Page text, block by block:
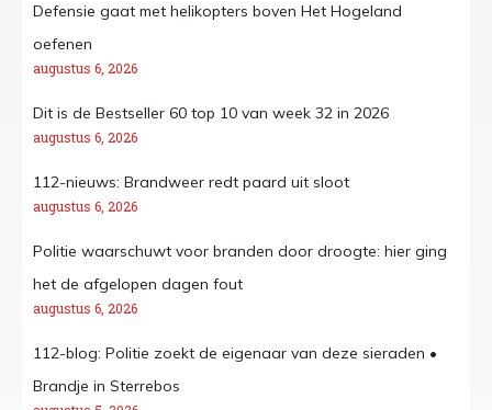
Defensie gaat met helikopters boven Het Hogeland
oefenen
augustus 6, 2026
Dit is de Bestseller 60 top 10 van week 32 in 2026
augustus 6, 2026
112-nieuws: Brandweer redt paard uit sloot
augustus 6, 2026
Politie waarschuwt voor branden door droogte: hier ging
het de afgelopen dagen fout
augustus 6, 2026
112-blog: Politie zoekt de eigenaar van deze sieraden •
Brandje in Sterrebos